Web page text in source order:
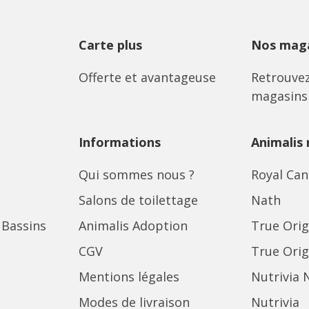
Carte plus
Offerte et avantageuse
Nos
magasins
Informations
Qui sommes nous ?
Salons de toilettage
Animalis Adoption
CGV
Mentions légales
Modes de livraison
Animalis
Royal
Nath
True
True
Nutrivia
Nutrivia